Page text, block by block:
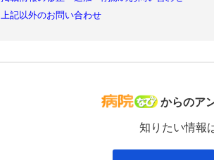
上記以外のお問い合わせ
病院なび
からのア
知りたい情報